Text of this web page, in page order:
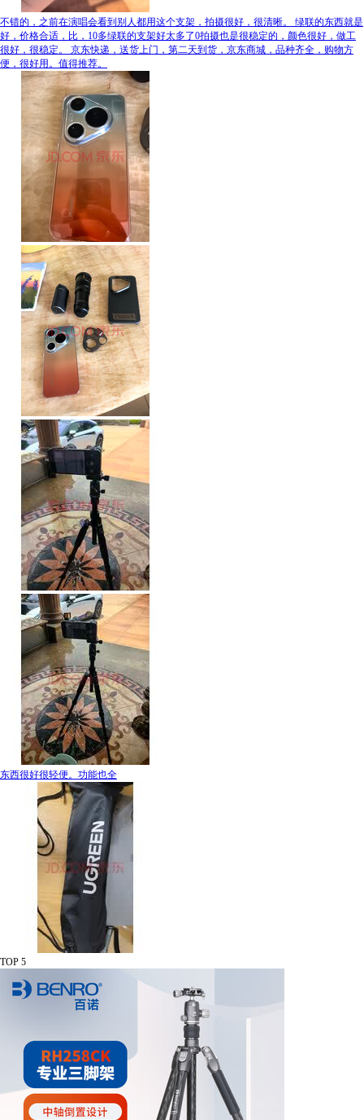
不错的，之前在演唱会看到别人都用这个支架，拍摄很好，很清晰。 绿联的东西就是
好，价格合适，比，10多绿联的支架好太多了0拍摄也是很稳定的，颜色很好，做工
很好，很稳定。 京东快递，送货上门，第二天到货，京东商城，品种齐全，购物方
便，很好用。值得推荐。
东西很好很轻便。功能也全
TOP 5